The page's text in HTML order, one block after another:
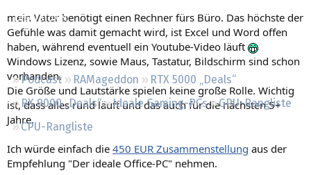
Leserartikel
Regeln
Podcast RAMageddon
RTX 5000 „Deals“
RX 9000 „Deals“
Ideale Gaming-PCs
GPU-Rangliste
CPU-Rangliste
mein Vater benötigt einen Rechner fürs Büro. Das höchste der
Gefühle was damit gemacht wird, ist Excel und Word offen
haben, während eventuell ein Youtube-Video läuft
Windows Lizenz, sowie Maus, Tastatur, Bildschirm sind schon
vorhanden.
Die Größe und Lautstärke spielen keine große Rolle. Wichtig
ist, dass alles rund läuft und das auch für die nächsten 5+
Jahre.
Ich würde einfach die 450 EUR Zusammenstellung aus der
Empfehlung "Der ideale Office-PC" nehmen.